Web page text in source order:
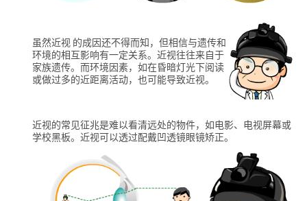
虽然近视 的成因还不得而知，但相信与遗传和
环境的相互影响有一定关系。近视往往来自于
家族遗传。而环境因素，如在昏暗灯光下阅读
或做过多的近距离活动，也可能导致近视。
近视的常见征兆是难以看清远处的物件，如电影、电视屏幕或
学校黑板。近视可以透过配戴凹透镜眼镜矫正。